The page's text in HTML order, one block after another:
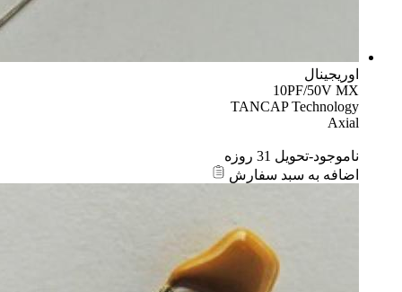
اوریجینال
10PF/50V MX
TANCAP Technology
ناموجود-تحویل 31 روزه
اضافه به سبد سفارش